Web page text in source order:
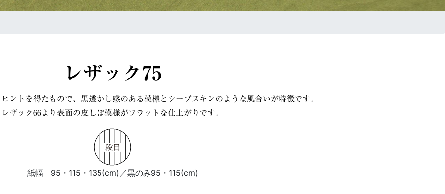
レザック75
ントを得たもので、黒透かし感のある模様とシープスキンのような風合いが特徴です。
レザック66より表面の皮しぼ模様がフラットな仕上がりです。
紙幅 95・115・135(cm)／黒のみ95・115(cm)